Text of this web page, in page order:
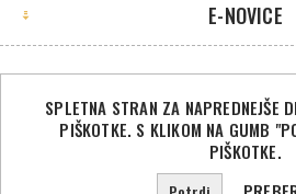
E-NOVICE
©2026 Sport Store. Vse
Powered by
SPLETNA STRAN ZA NAPREDNEJŠE
PIŠKOTKE. S KLIKOM NA GUMB
PIŠKOTKE.